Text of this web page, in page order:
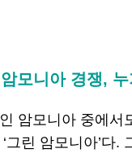
모니아 경쟁,
암모니아 중에서
그린 암모니아’다.